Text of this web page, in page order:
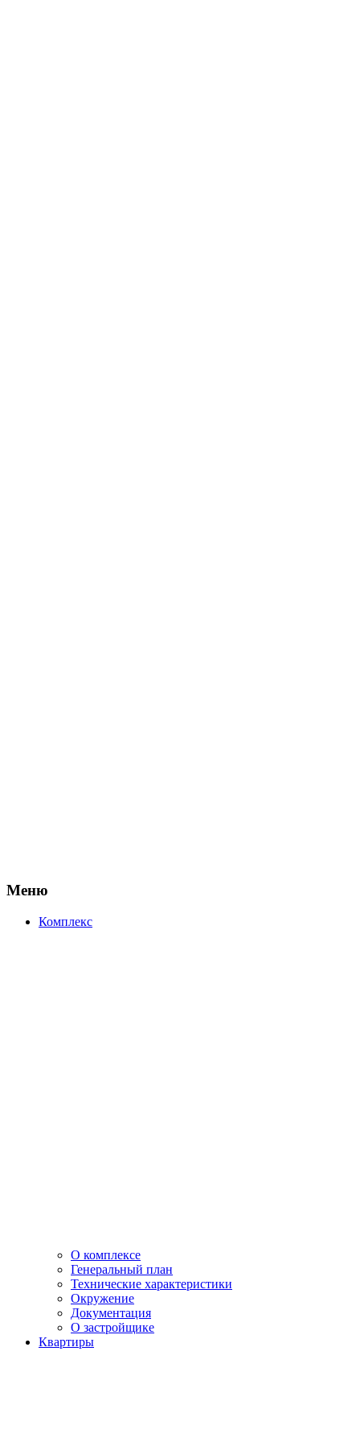
Меню
Комплекс
О комплексе
Генеральный план
Технические характеристики
Окружение
Документация
О застройщике
Квартиры